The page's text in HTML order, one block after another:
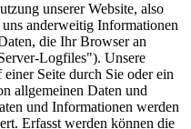
unserer Website, also
anderweitig Informationen
die Ihr Browser an
Logfiles"). Unsere
Seite durch Sie oder ein
allgemeinen Daten und
und Informationen werden
Erfasst werden können die